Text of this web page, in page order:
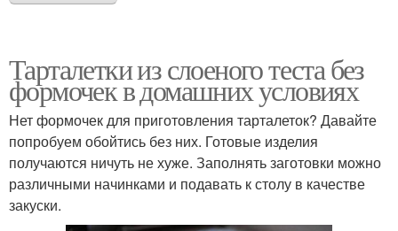
Тарталетки из слоеного теста без
формочек в домашних условиях
Нет формочек для приготовления тарталеток? Давайте
попробуем обойтись без них. Готовые изделия
получаются ничуть не хуже. Заполнять заготовки можно
различными начинками и подавать к столу в качестве
закуски.